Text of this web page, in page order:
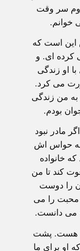
سر وقت
خوانم.
این است که
کرده ای. و
او زندگی
می کرد.
من زندگی
بودم.
مادر نبود
حواس اش
خانواده
کند تا من
را دوست
را می
می دانست.
هست. پشت
او برای ما